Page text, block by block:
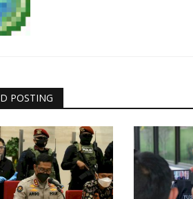
POSTING